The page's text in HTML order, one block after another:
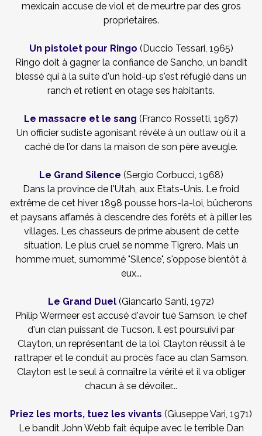
mexicain accuse de viol et de meurtre par des gros
proprietaires.
Un pistolet pour Ringo (Duccio Tessari, 1965)
Ringo doit à gagner la confiance de Sancho, un bandit
blessé qui à la suite d'un hold-up s'est réfugié dans un
ranch et retient en otage ses habitants.
Le massacre et le sang (Franco Rossetti, 1967)
Un officier sudiste agonisant révèle à un outlaw où il a
caché de l’or dans la maison de son père aveugle.
Le Grand Silence (Sergio Corbucci, 1968)
Dans la province de l'Utah, aux Etats-Unis. Le froid
extrême de cet hiver 1898 pousse hors-la-loi, bûcherons
et paysans affamés à descendre des forêts et à piller les
villages. Les chasseurs de prime abusent de cette
situation. Le plus cruel se nomme Tigrero. Mais un
homme muet, surnommé "Silence", s'oppose bientôt à
eux...
Le Grand Duel (Giancarlo Santi, 1972)
Philip Wermeer est accusé d'avoir tué Samson, le chef
d'un clan puissant de Tucson. Il est poursuivi par
Clayton, un représentant de la loi. Clayton réussit à le
rattraper et le conduit au procès face au clan Samson.
Clayton est le seul à connaître la vérité et il va obliger
chacun à se dévoiler...
Priez les morts, tuez les vivants (Giuseppe Vari, 1971)
Le bandit John Webb fait équipe avec le terrible Dan